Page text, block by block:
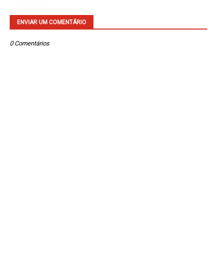
ENVIAR UM COMENTÁRIO
0 Comentários